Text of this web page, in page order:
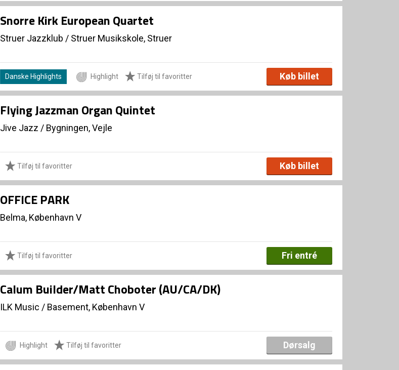
Snorre Kirk European Quartet
Struer Jazzklub / Struer Musikskole, Struer
Danske Highlights Highlight Tilføj til favoritter Køb billet
Flying Jazzman Organ Quintet
Jive Jazz / Bygningen, Vejle
Tilføj til favoritter Køb billet
OFFICE PARK
Belma, København V
Tilføj til favoritter Fri entré
Calum Builder/Matt Choboter (AU/CA/DK)
ILK Music / Basement, København V
Highlight Tilføj til favoritter Dørsalg